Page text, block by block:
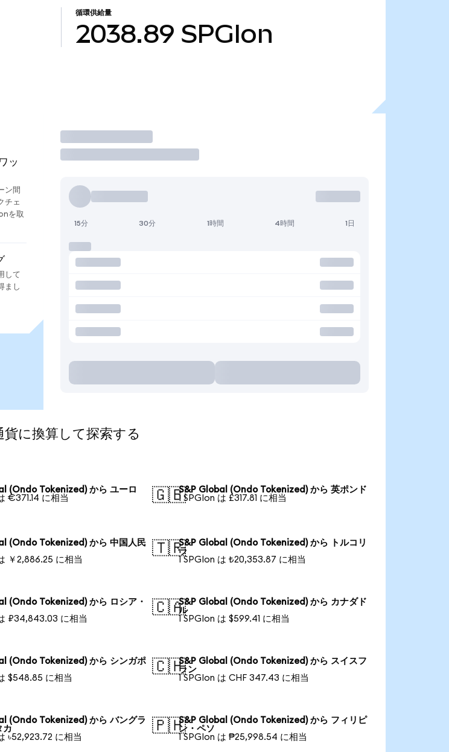
循環供給量
2038.89 SPGIon
ッ
ン間
チェ
を取
して
まし
取引
15分 30分 1時間 4時間 1日
換算して探索する
(Ondo Tokenized) から ユーロ
€371.14 に相当
🇬🇧S&P Global (Ondo Tokenized) から 英ポンド
1 SPGIon は £317.81 に相当
(Ondo Tokenized) から 中国人民
￥2,886.25 に相当
🇹🇷S&P Global (Ondo Tokenized) から トルコリ
ラ
1 SPGIon は ₺20,353.87 に相当
(Ondo Tokenized) から ロシア・
₽34,843.03 に相当
🇨🇦S&P Global (Ondo Tokenized) から カナダド
ル
1 SPGIon は $599.41 に相当
(Ondo Tokenized) から シンガポ
$548.85 に相当
🇨🇭S&P Global (Ondo Tokenized) から スイスフ
ラン
1 SPGIon は CHF 347.43 に相当
(Ondo Tokenized) から バングラ
カ
৳52,923.72 に相当
🇵🇭S&P Global (Ondo Tokenized) から フィリピ
ン・ペソ
1 SPGIon は ₱25,998.54 に相当